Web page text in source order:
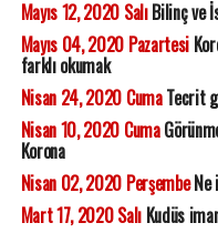
Mayıs 12, 2020 SalıBilinç ve
Mayıs 04, 2020 Pazartesi
farklı okumak
Nisan 24, 2020 CumaTecrit
Nisan 10, 2020 Cuma
Korona
Nisan 02, 2020 PerşembeNe
Mart 17, 2020 SalıKudüs